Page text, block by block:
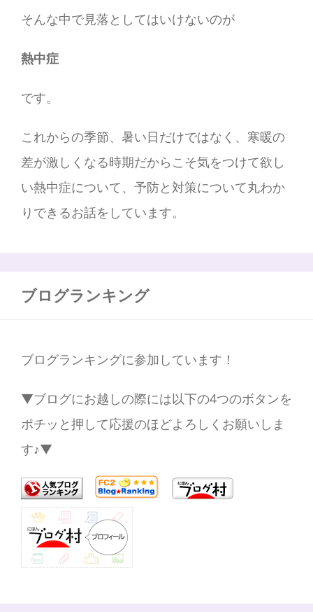
そんな中で見落としてはいけないのが
熱中症
です。
これからの季節、暑い日だけではなく、寒暖の
差が激しくなる時期だからこそ気をつけて欲し
い熱中症について、予防と対策について丸わか
りできるお話をしています。
ブログランキング
ブログランキングに参加しています！
▼ブログにお越しの際には以下の4つのボタンを
ポチッと押して応援のほどよろしくお願いしま
す♪▼